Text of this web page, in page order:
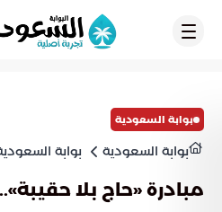
بوابة السعودية
بوابة السعودية بوابة
مبادرة «حاج بلا